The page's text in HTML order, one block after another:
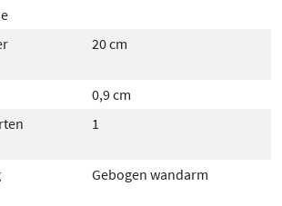
20 cm
0,9 cm
1
Gebogen wandarm